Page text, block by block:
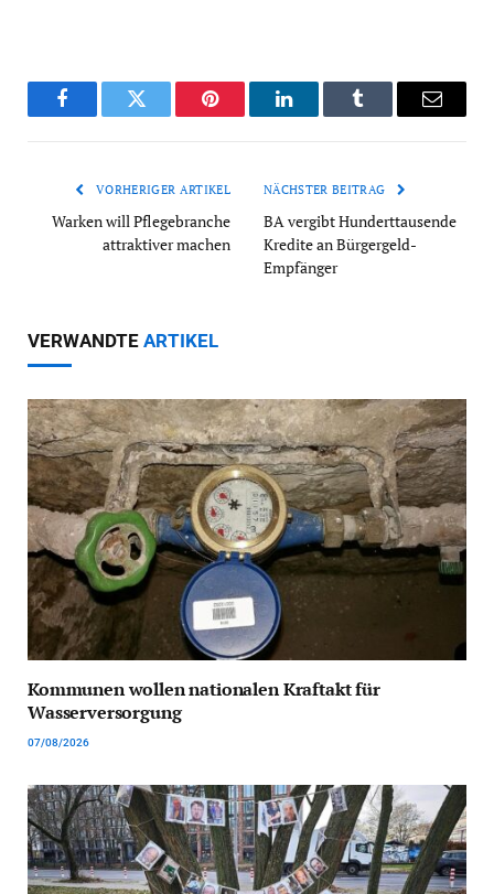
FacebookTwitter Pinterest LinkedInTumblr Email
VORHERIGER ARTIKEL
Warken will Pflegebranche
attraktiver machen
NÄCHSTER BEITRAG
BA vergibt Hunderttausende
Kredite an Bürgergeld-
Empfänger
VERWANDTE ARTIKEL
Kommunen wollen nationalen Kraftakt für
Wasserversorgung
07/08/2026